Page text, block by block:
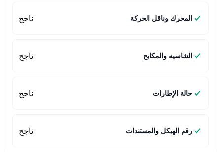
المحرك وناقل الحركة ناجح
الشاسيه والمكابح ناجح
حالة الإطارات ناجح
رقم الهيكل والمستندات ناجح